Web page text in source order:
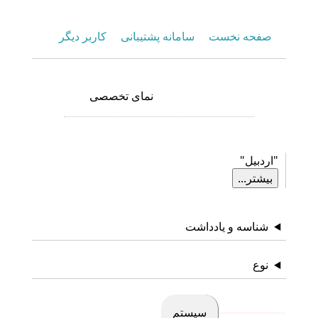
صفحه نخست سامانه پشتیبانی کاربر دیگر
نمای تخصصی
"اردبیل"
بیشتر...
شناسه و یادداشت
نوع
سیستم